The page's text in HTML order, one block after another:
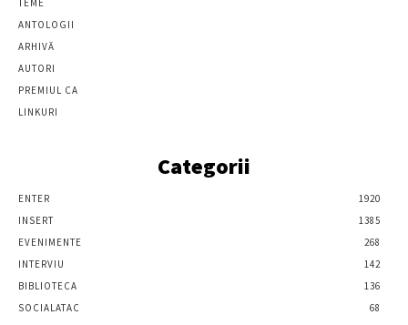
ANTOLOGII
ARHIVĂ
AUTORI
PREMIUL CA
LINKURI
Categorii
ENTER
1920
INSERT
1385
EVENIMENTE
268
INTERVIU
142
BIBLIOTECA
136
SOCIALATAC
68